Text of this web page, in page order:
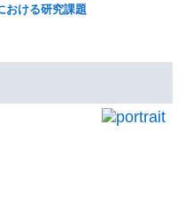
おける研究課題